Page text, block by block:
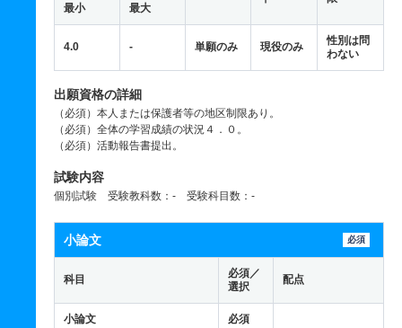
最小 最大
4.0 - 単願のみ 現役のみ
性別は問
わない
出願資格の詳細
（必須）本人または保護者等の地区制限あり。
（必須）全体の学習成績の状況４．０。
（必須）活動報告書提出。
試験内容
個別試験 受験教科数：- 受験科目数：-
小論文 必須
科目
必須／
選択
配点
小論文 必須